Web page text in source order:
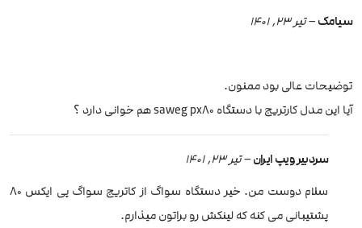
سیامک–تیر 23, 1401
توضیحات عالی بود ممنون.
آیا این مدل کارتریج با دستگاه saweg px80 هم خوانی دارد ؟
سردبیر ویپ ایران– تیر 23, 1401
سلام دوست من. خیر دستگاه سواگ از کاتریج سواگ پی ایکس 80
پشتیبانی می کنه که لینکش رو براتون میذارم.